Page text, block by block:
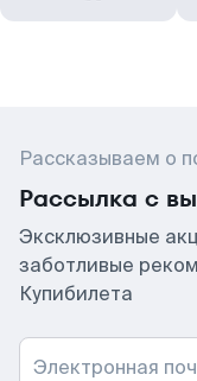
Рассказываем о
Рассылка с
Эксклюзивные
заботливые
Купибилета
Электронная